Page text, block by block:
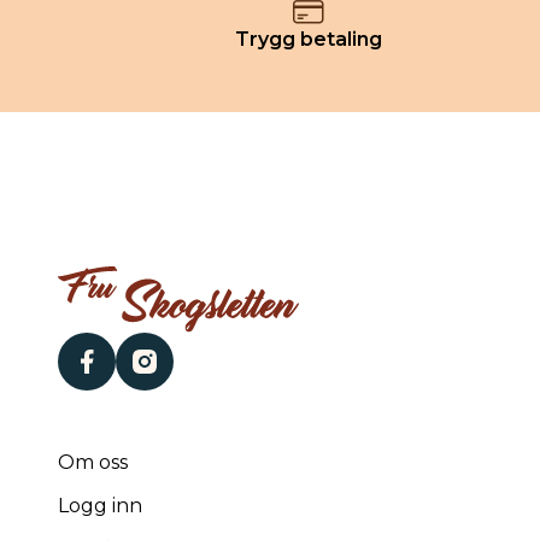
Trygg betaling
facebookinstagram
Om oss
Logg inn